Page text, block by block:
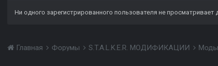
Ни одного зарегистрированного пользователя не просматривает
Главная Форумы S.T.A.L.K.E.R. МОДИФИКАЦИИ Моды